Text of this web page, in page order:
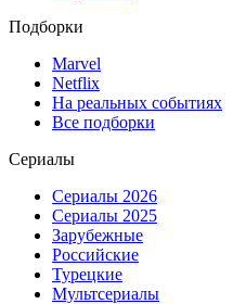
Подборки
Marvel
Netflix
На реальных событиях
Все подборки
Сериалы
Сериалы 2026
Сериалы 2025
Зарубежные
Российские
Турецкие
Мультсериалы